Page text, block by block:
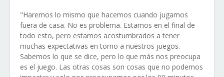
"Haremos lo mismo que hacemos cuando jugamos
fuera de casa. No es problema. Estamos en el final de
todo esto, pero estamos acostumbrados a tener
muchas expectativas en torno a nuestros juegos.
Sabemos lo que se dice, pero lo que más nos preocupa
es el juego. Las otras cosas son cosas que no podemos